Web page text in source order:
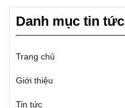
Danh mục tin tức
Trang chủ
Giới thiệu
Tin tức